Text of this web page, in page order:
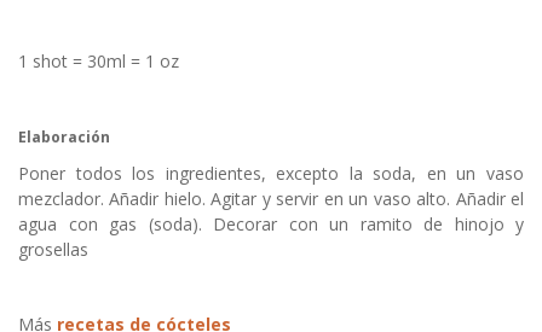
1 shot = 30ml = 1 oz
Elaboración
Poner todos los ingredientes, excepto la soda, en un vaso
mezclador. Añadir hielo. Agitar y servir en un vaso alto. Añadir el
agua con gas (soda). Decorar con un ramito de hinojo y
grosellas
Más recetas de cócteles